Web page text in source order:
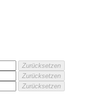
Zurücksetzen
Zurücksetzen
Zurücksetzen